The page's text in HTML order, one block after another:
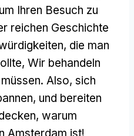
Ihren Besuch zu
reichen Geschichte
die man
Wir behandeln
Also, sich
und bereiten
warum
Amsterdam ist!